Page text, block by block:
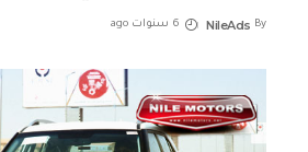
By
NileAds 6 سنوات ago